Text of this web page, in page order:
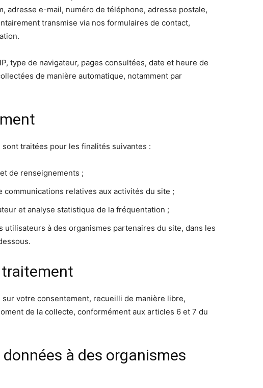
adresse e-mail, numéro de téléphone, adresse postale,
transmise via nos formulaires de contact,
type de navigateur, pages consultées, date et heure de
de manière automatique, notamment par
traitées pour les finalités suivantes :
de renseignements ;
communications relatives aux activités du site ;
et analyse statistique de la fréquentation ;
utilisateurs à des organismes partenaires du site, dans les
traitement
votre consentement, recueilli de manière libre,
de la collecte, conformément aux articles 6 et 7 du
à des organismes